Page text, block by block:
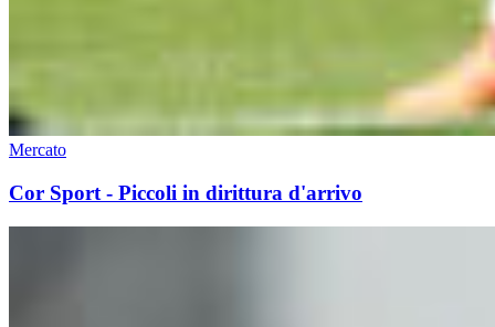
Mercato
Cor Sport - Piccoli in dirittura d'arrivo